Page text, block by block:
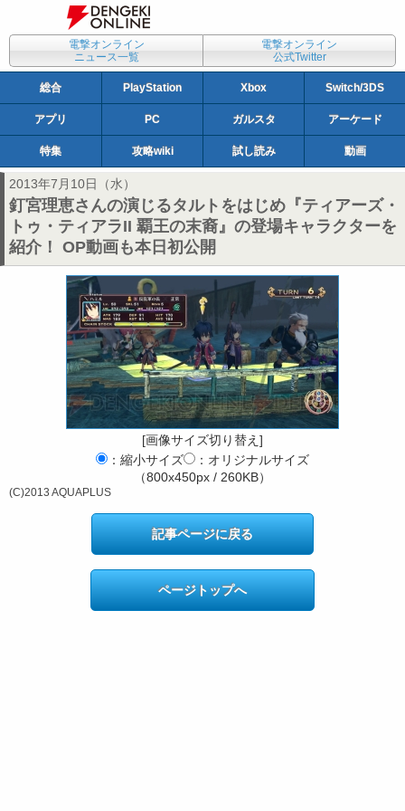
電撃オンライン
ニュース一覧
電撃オンライン
公式Twitter
総合 PlayStation Xbox Switch/3DS
アプリ PC ガルスタ アーケード
特集 攻略wiki 試し読み 動画
2013年7月10日（水）
釘宮理恵さんの演じるタルトをはじめ『ティアーズ・
トゥ・ティアラII 覇王の末裔』の登場キャラクターを
紹介！ OP動画も本日初公開
[画像サイズ切り替え]
：縮小サイズ
：オリジナルサイズ
（800x450px / 260KB）
(C)2013 AQUAPLUS
記事ページに戻る
ページトップへ